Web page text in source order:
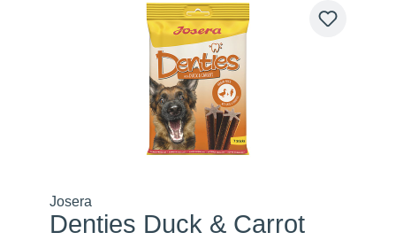
Josera
Denties Duck & Carrot